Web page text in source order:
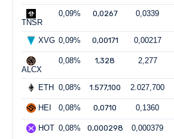
TNSR
0,09% 0,0267 0,0339
XVG 0,09% 0,00171 0,00217
ALCX
0,08% 1,328 2,277
ETH 0,08% 1.577,100 2.027,700
HEI 0,08% 0,0710 0,1360
HOT 0,08% 0,000298 0,000379